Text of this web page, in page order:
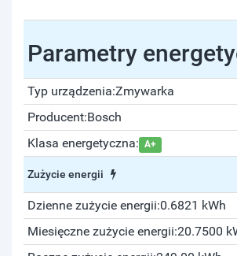
Parametry
Typ urządzenia:Zmywarka
Producent:Bosch
Klasa energetyczna: A+
Zużycie energii
Dzienne zużycie energii:0.6821 kWh
Miesięczne zużycie energii:20.7500